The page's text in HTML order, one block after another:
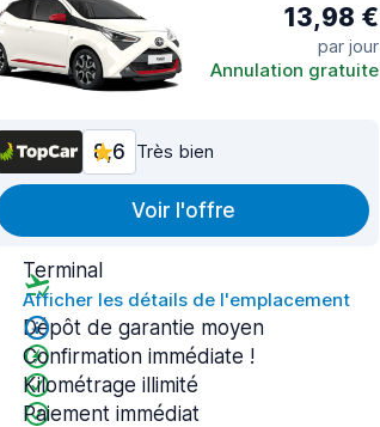
13,98 €
par jour
Annulation gratuite
8,6 Très bien
Voir l'offre
Terminal
Afficher les détails de l'emplacement
Dépôt de garantie moyen
Confirmation immédiate !
Kilométrage illimité
Paiement immédiat